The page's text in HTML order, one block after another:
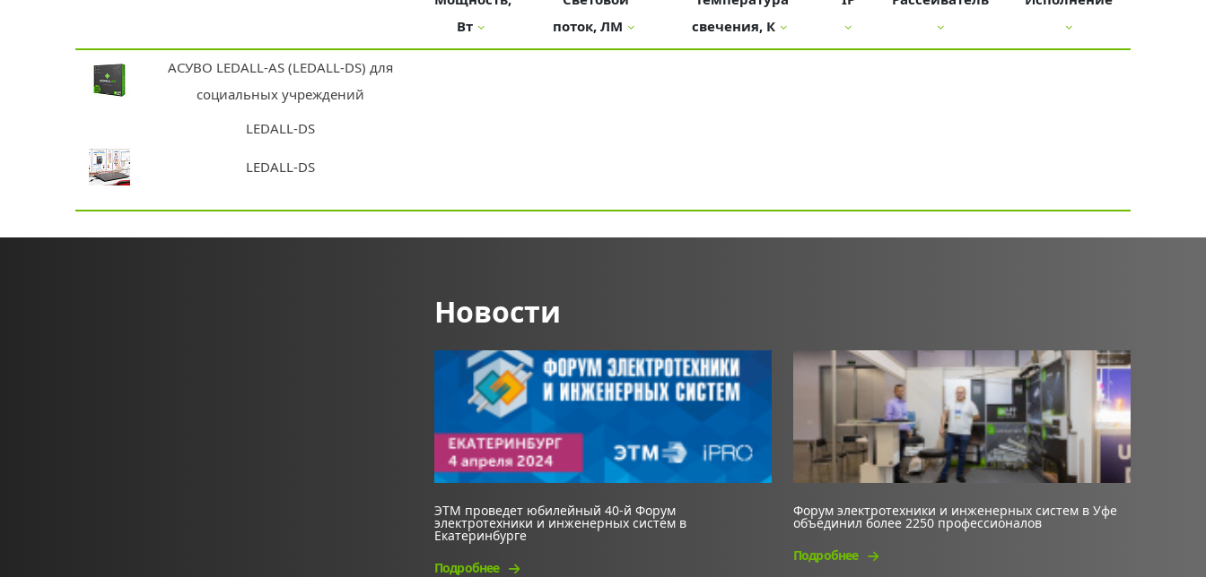
Вт
поток, ЛМ
свечения, К
АСУВО LEDALL-AS (LEDALL-DS) для
социальных учреждений
LEDALL-DS
LEDALL-DS
Новости
ЭТМ проведет юбилейный 40-й Форум
электротехники и инженерных систем в
Екатеринбурге
Подробнее
Форум электротехники и инженерных систем в Уфе
объединил более 2250 профессионалов
Подробнее